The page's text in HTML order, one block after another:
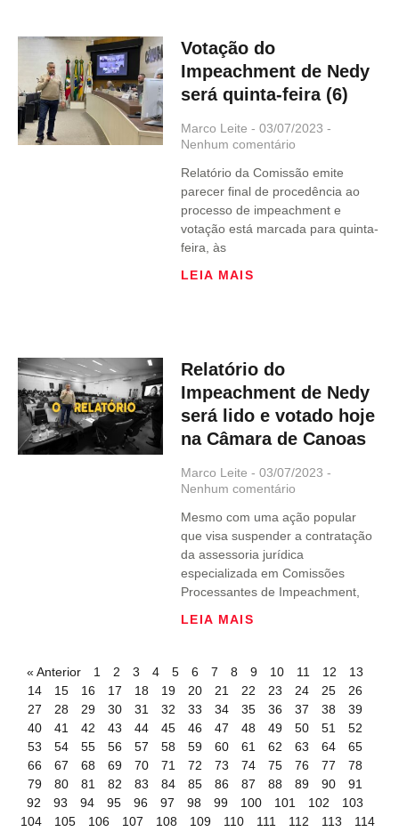
Votação do
Impeachment de Nedy
será quinta-feira (6)
Marco Leite 03/07/2023
Nenhum comentário
Relatório da Comissão emite
parecer final de procedência ao
processo de impeachment e
votação está marcada para quinta-
feira, às
LEIA MAIS
Relatório do
Impeachment de Nedy
será lido e votado hoje
na Câmara de Canoas
Marco Leite 03/07/2023
Nenhum comentário
Mesmo com uma ação popular
que visa suspender a contratação
da assessoria jurídica
especializada em Comissões
Processantes de Impeachment,
LEIA MAIS
« Anterior 1 2 3 4 5 6 7 8 9 10 11 12
13
14
15 16 17 18 19 20 21 22 23 24 25
26
27
28 29 30 31 32 33 34 35 36 37 38
39
40
41 42 43 44 45 46 47 48 49 50 51
52
53
54 55 56 57 58 59 60 61 62 63 64
65
66
67 68 69 70 71 72 73 74 75 76 77
78
79
80 81 82 83 84 85 86 87 88 89 90
91
92
93 94 95 96 97 98 99 100 101 102
103
104
105 106 107 108 109 110 111 112 113
114